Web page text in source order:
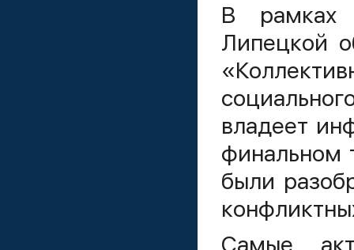
В рамках
Липецкой
владеет
финальном
были
Самые